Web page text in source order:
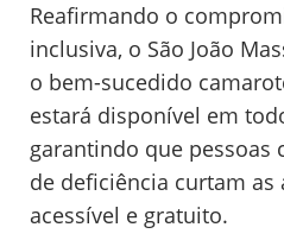
Reafirmando o
inclusiva, o São João
o bem-sucedido
estará disponível em
garantindo que pessoas
de deficiência curtam
acessível e gratuito.